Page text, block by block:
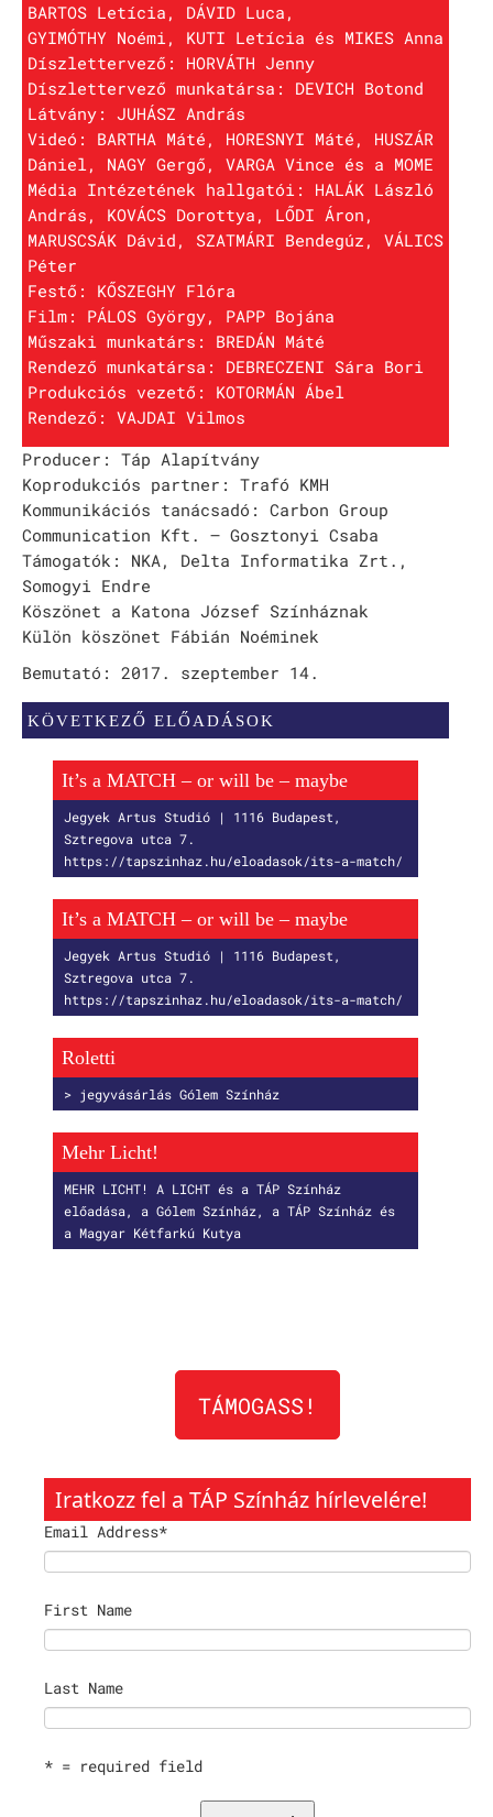
BARTOS Letícia, DÁVID Luca,
GYIMÓTHY Noémi, KUTI Letícia és MIKES Anna
Díszlettervező: HORVÁTH Jenny
Díszlettervező munkatársa: DEVICH Botond
Látvány: JUHÁSZ András
Videó: BARTHA Máté, HORESNYI Máté, HUSZÁR
Dániel, NAGY Gergő, VARGA Vince és a MOME
Média Intézetének hallgatói: HALÁK László
András, KOVÁCS Dorottya, LŐDI Áron,
MARUSCSÁK Dávid, SZATMÁRI Bendegúz, VÁLICS
Péter
Festő: KŐSZEGHY Flóra
Film: PÁLOS György, PAPP Bojána
Műszaki munkatárs: BREDÁN Máté
Rendező munkatársa: DEBRECZENI Sára Bori
Produkciós vezető: KOTORMÁN Ábel
Rendező: VAJDAI Vilmos
Producer: Táp Alapítvány
Koprodukciós partner: Trafó KMH
Kommunikációs tanácsadó: Carbon Group
Communication Kft. – Gosztonyi Csaba
Támogatók: NKA, Delta Informatika Zrt.,
Somogyi Endre
Köszönet a Katona József Színháznak
Külön köszönet Fábián Noéminek
Bemutató: 2017. szeptember 14.
KÖVETKEZŐ ELŐADÁSOK
It’s a MATCH – or will be – maybe
Jegyek Artus Studió | 1116 Budapest,
Sztregova utca 7.
https://tapszinhaz.hu/eloadasok/its-a-match/
It’s a MATCH – or will be – maybe
Jegyek Artus Studió | 1116 Budapest,
Sztregova utca 7.
https://tapszinhaz.hu/eloadasok/its-a-match/
Roletti
> jegyvásárlás Gólem Színház
Mehr Licht!
MEHR LICHT! A LICHT és a TÁP Színház
előadása, a Gólem Színház, a TÁP Színház és
a Magyar Kétfarkú Kutya
TÁMOGASS!
Iratkozz fel a TÁP Színház hírlevelére!
Email Address*
First Name
Last Name
* = required field